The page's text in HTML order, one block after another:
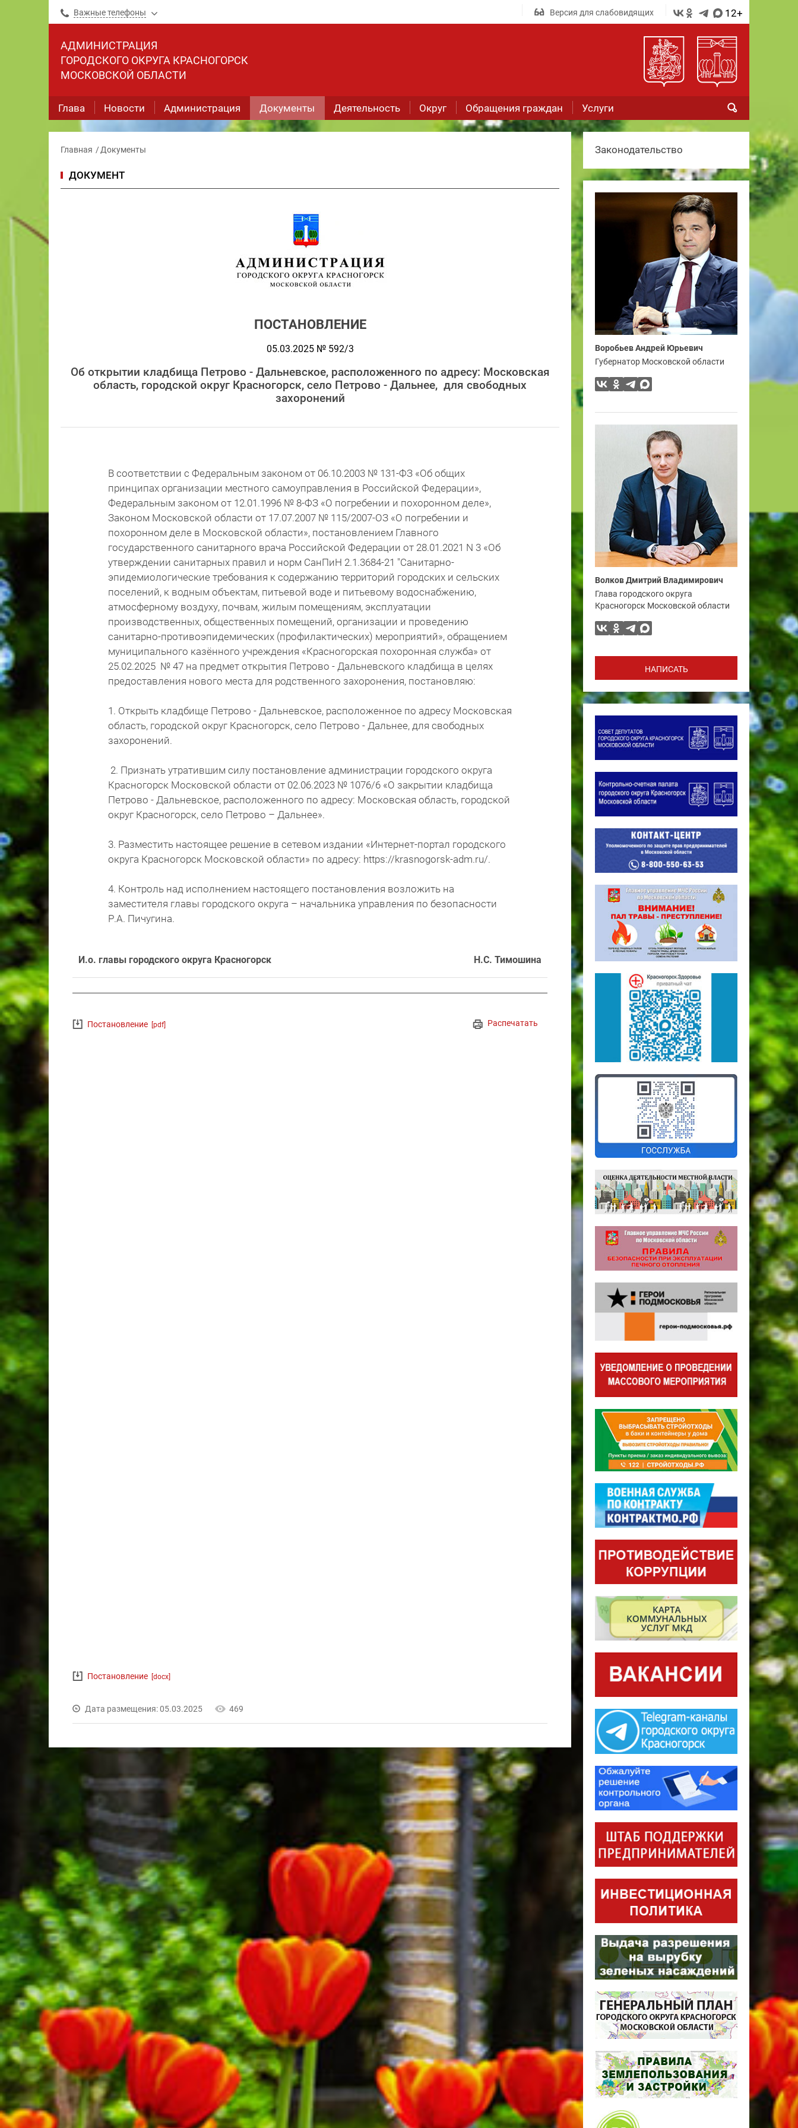
Важные телефоны Версия для слабовидящих 12+
АДМИНИСТРАЦИЯ
ГОРОДСКОГО ОКРУГА КРАСНОГОРСК
МОСКОВСКОЙ ОБЛАСТИ
Глава Новости Администрация Документы Деятельность Округ Обращения граждан Услуги
Главная Документы
ДОКУМЕНТ
ПОСТАНОВЛЕНИЕ
05.03.2025 № 592/3
Об открытии кладбища Петрово - Дальневское, расположенного по адресу: Московская
область, городской округ Красногорск, село Петрово - Дальнее, для свободных
захоронений
В соответствии с Федеральным законом от 06.10.2003 № 131-ФЗ «Об общих
принципах организации местного самоуправления в Российской Федерации»,
Федеральным законом от 12.01.1996 № 8-ФЗ «О погребении и похоронном деле»,
Законом Московской области от 17.07.2007 № 115/2007-ОЗ «О погребении и
похоронном деле в Московской области», постановлением Главного
государственного санитарного врача Российской Федерации от 28.01.2021 N 3 «Об
утверждении санитарных правил и норм СанПиН 2.1.3684-21 "Санитарно-
эпидемиологические требования к содержанию территорий городских и сельских
поселений, к водным объектам, питьевой воде и питьевому водоснабжению,
атмосферному воздуху, почвам, жилым помещениям, эксплуатации
производственных, общественных помещений, организации и проведению
санитарно-противоэпидемических (профилактических) мероприятий», обращением
муниципального казённого учреждения «Красногорская похоронная служба» от
25.02.2025 № 47 на предмет открытия Петрово - Дальневского кладбища в целях
предоставления нового места для родственного захоронения, постановляю:
1. Открыть кладбище Петрово - Дальневское, расположенное по адресу Московская
область, городской округ Красногорск, село Петрово - Дальнее, для свободных
захоронений.
2. Признать утратившим силу постановление администрации городского округа
Красногорск Московской области от 02.06.2023 № 1076/6 «О закрытии кладбища
Петрово - Дальневское, расположенного по адресу: Московская область, городской
округ Красногорск, село Петрово – Дальнее».
3. Разместить настоящее решение в сетевом издании «Интернет-портал городского
округа Красногорск Московской области» по адресу: https://krasnogorsk-adm.ru/.
4. Контроль над исполнением настоящего постановления возложить на
заместителя главы городского округа – начальника управления по безопасности
Р.А. Пичугина.
И.о. главы городского округа Красногорск Н.С. Тимошина
Распечатать
Постановление [pdf]
Постановление [docx]
Дата размещения: 05.03.2025 469
Законодательство
Воробьев Андрей Юрьевич
Губернатор Московской области
Волков Дмитрий Владимирович
Глава городского округа
Красногорск Московской области
НАПИСАТЬ